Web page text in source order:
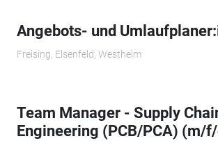
Angebots- und
Freising, Elsenfeld, Westheim
Team Manager - Supply
Engineering (PCB/PCA) (m/